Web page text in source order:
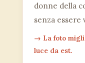
donne della
senza essere
→ La foto
luce da est.